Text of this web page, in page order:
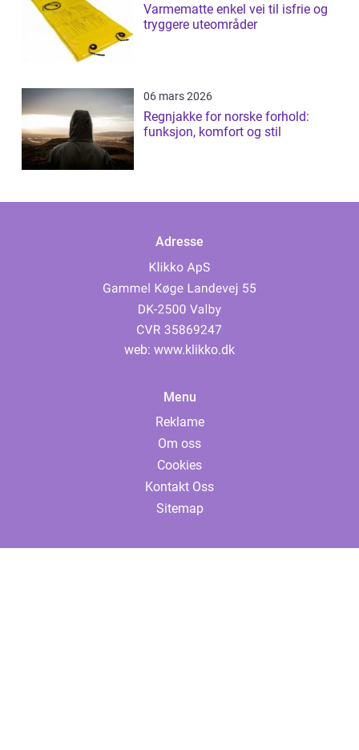
Varmematte enkel vei til isfrie og
tryggere uteområder
06 mars 2026
Regnjakke for norske forhold:
funksjon, komfort og stil
Adresse
web: www.klikko.dk
Menu
Reklame
Om oss
Cookies
Kontakt Oss
Sitemap